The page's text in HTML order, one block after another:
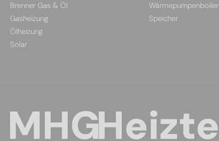
Brenner Gas & Öl
Gasheizung
Ölheizung
Solar
Wärmepumpenboiler
Speicher